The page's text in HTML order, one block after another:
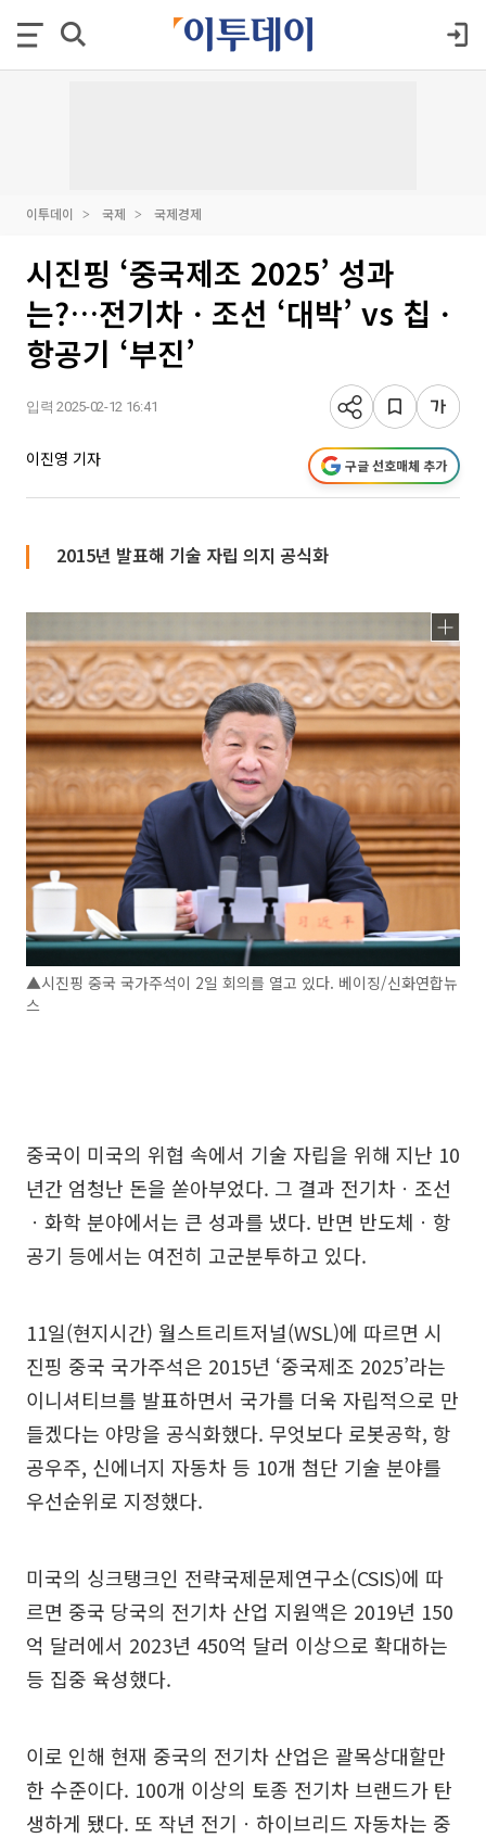
이투데이 국제 국제경제
시진핑 ‘중국제조 2025’ 성과
는?…전기차ㆍ조선 ‘대박’ vs 칩ㆍ
항공기 ‘부진’
입력 2025-02-12 16:41
이진영 기자 구글 선호매체 추가
2015년 발표해 기술 자립 의지 공식화
▲시진핑 중국 국가주석이 2일 회의를 열고 있다. 베이징/신화연합뉴
스
중국이 미국의 위협 속에서 기술 자립을 위해 지난 10
년간 엄청난 돈을 쏟아부었다. 그 결과 전기차ㆍ조선
ㆍ화학 분야에서는 큰 성과를 냈다. 반면 반도체ㆍ항
공기 등에서는 여전히 고군분투하고 있다.
11일(현지시간) 월스트리트저널(WSL)에 따르면 시
진핑 중국 국가주석은 2015년 ‘중국제조 2025’라는
이니셔티브를 발표하면서 국가를 더욱 자립적으로 만
들겠다는 야망을 공식화했다. 무엇보다 로봇공학, 항
공우주, 신에너지 자동차 등 10개 첨단 기술 분야를
우선순위로 지정했다.
미국의 싱크탱크인 전략국제문제연구소(CSIS)에 따
르면 중국 당국의 전기차 산업 지원액은 2019년 150
억 달러에서 2023년 450억 달러 이상으로 확대하는
등 집중 육성했다.
이로 인해 현재 중국의 전기차 산업은 괄목상대할만
한 수준이다. 100개 이상의 토종 전기차 브랜드가 탄
생하게 됐다. 또 작년 전기ㆍ하이브리드 자동차는 중